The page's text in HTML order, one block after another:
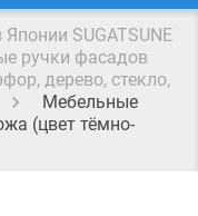
SUGATSUNE
ручки фасадов
дерево, стекло,
Мебельные
(цвет тёмно-